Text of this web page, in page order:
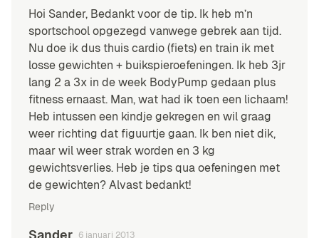
Hoi Sander, Bedankt voor de tip. Ik heb m’n
sportschool opgezegd vanwege gebrek aan tijd.
Nu doe ik dus thuis cardio (fiets) en train ik met
losse gewichten + buikspieroefeningen. Ik heb 3jr
lang 2 a 3x in de week BodyPump gedaan plus
fitness ernaast. Man, wat had ik toen een lichaam!
Heb intussen een kindje gekregen en wil graag
weer richting dat figuurtje gaan. Ik ben niet dik,
maar wil weer strak worden en 3 kg
gewichtsverlies. Heb je tips qua oefeningen met
de gewichten? Alvast bedankt!
Reply
6 januari 2013